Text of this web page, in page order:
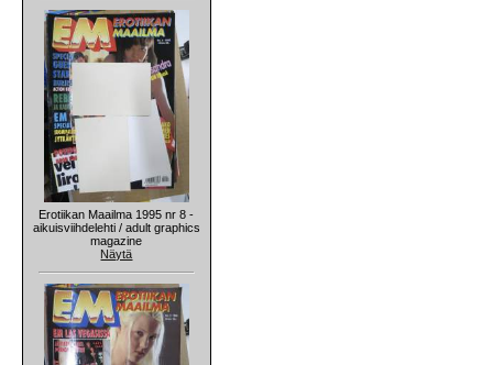
Erotiikan Maailma 1995 nr 8 -
aikuisviihdelehti / adult graphics
magazine
Näytä